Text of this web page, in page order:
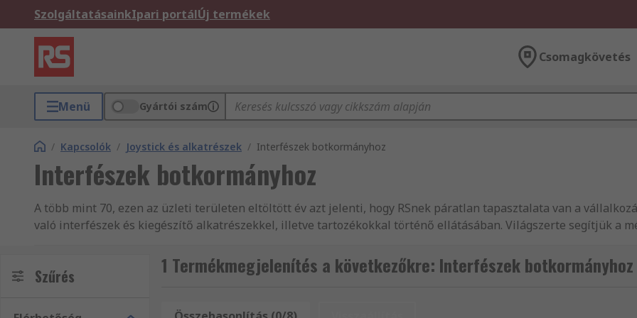
SzolgáltatásainkIpari portálÚj termékek
Csomagkövetés
Menü Gyártói szám
/ Kapcsolók / Joystick és alkatrészek / Interfészek botkormányhoz
Interfészek botkormányhoz
A több mint 70, ezen az üzleti területen eltöltött év azt jelenti, hogy RSnek páratlan tapasztalata van a
való interfészek és kiegészítő alkatrészekkel, illetve tartozékokkal történő ellátásában. Világszerte segítjük a
hogy megbízhatnak termékeink minőségében és remek vevőszolgálatunkban, legyen az Botkormányhoz való
Botkormányhoz való kábelkötegek és kiegészítő. A(z) Botkormányhoz való interfészek és kiegészítő, kivételével
termékvonala magába foglalja a(z) Kapcsolók és kiegészítő és a(z) Kapcsolók és kiegészítő termékeket,
Szűrés 1 Termékmegjelenítés a következőkre: Interfészek botkormányhoz